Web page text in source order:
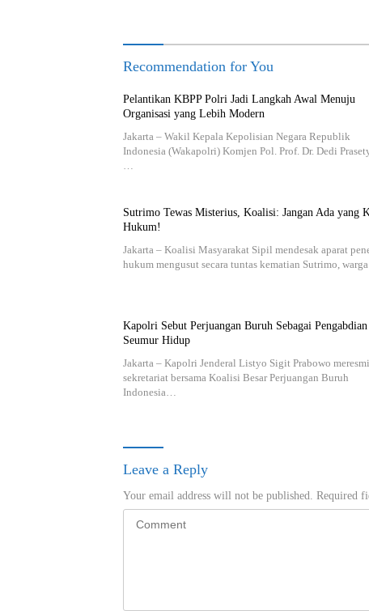
Recommendation for You
Pelantikan KBPP Polri Jadi Langkah Awal Menuju
Organisasi yang Lebih Modern
Jakarta – Wakil Kepala Kepolisian Negara Republik
Indonesia (Wakapolri) Komjen Pol. Prof. Dr. Dedi
…
Sutrimo Tewas Misterius, Koalisi: Jangan Ada yang
Hukum!
Jakarta – Koalisi Masyarakat Sipil mendesak aparat
hukum mengusut secara tuntas kematian Sutrimo,
Kapolri Sebut Perjuangan Buruh Sebagai Pengabdian
Seumur Hidup
Jakarta – Kapolri Jenderal Listyo Sigit Prabowo
sekretariat bersama Koalisi Besar Perjuangan Buruh
Indonesia…
Leave a Reply
Your email address will not be published. Required